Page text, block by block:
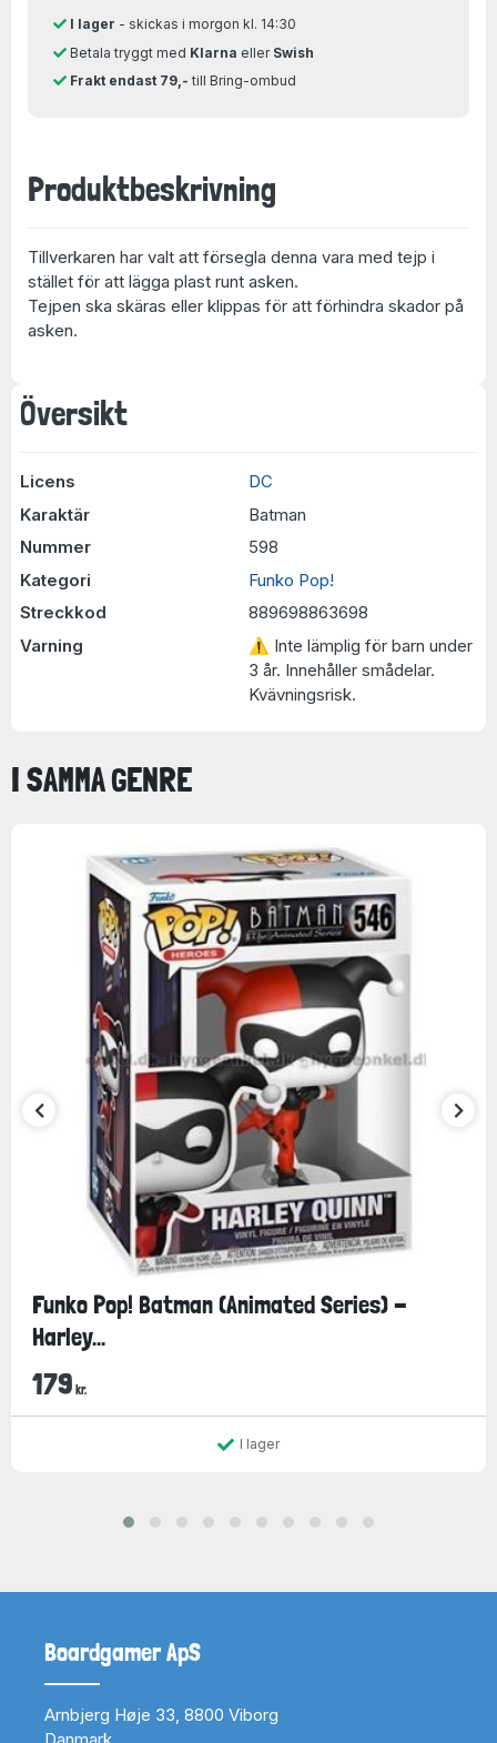
Översikt
Licens
DC
Karaktär
Batman
Nummer
598
Kategori
Funko Pop!
Streckkod
889698863698
Varning
⚠ Inte lämplig för barn under
3 år. Innehåller smådelar.
Kvävningsrisk.
I lager - skickas i morgon kl. 14:30
Betala tryggt med Klarna eller Swish
Frakt endast 79,- till Bring-ombud
Produktbeskrivning
Tillverkaren har valt att försegla denna vara med tejp i
stället för att lägga plast runt asken.
Tejpen ska skäras eller klippas för att förhindra skador på
asken.
I SAMMA GENRE
Funko Pop! Batman (Animated Series) -
Harley...
179 kr.
I lager
Boardgamer ApS
Arnbjerg Høje 33, 8800 Viborg